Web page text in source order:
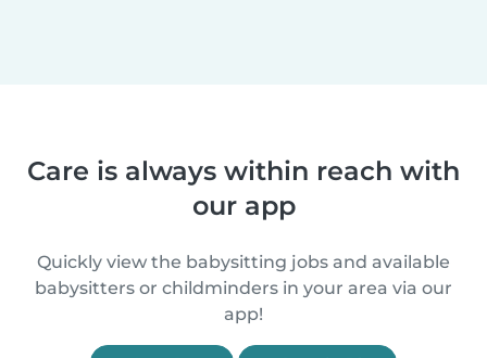
Care is always within reach with
our app
Quickly view the babysitting jobs and available
babysitters or childminders in your area via our
app!